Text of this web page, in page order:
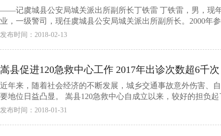
——记虞城县公安局城关派出所副所长丁铁雷 丁铁雷，男，现
业，一级警司，现任虞城县公安局城关派出所副所长。2000年
发布时间：2018-02-13
嵩县促进120急救中心工作 2017年出诊次数超6千次
近年来，随着社会经济的不断发展，城乡交通事故意外伤害、
要地位日益凸显。 嵩县120急救中心自成立以来，较好的担负
发布时间：2018-01-31